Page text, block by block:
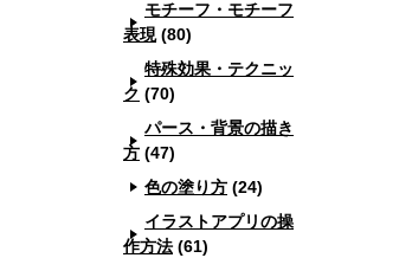
モチーフ・モチーフ
表現(80)
特殊効果・テクニッ
ク (70)
パース・背景の描き
方 (47)
色の塗り方 (24)
イラストアプリの操
作方法 (61)